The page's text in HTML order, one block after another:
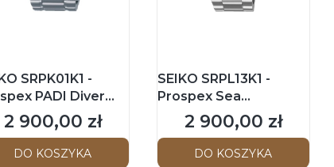
SRPK01K1 -
PADI Diver
Scuba - Męski -
mechaniczny
Cena
2 900,00 zł
DO KOSZYKA
SEIKO SRPL13K1 -
Prospex Sea
Automatic Diver -
Męski - Zegarek
mechaniczny
Cena
2 900,00 zł
DO KOSZYKA